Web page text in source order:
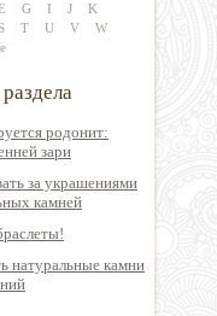
G I J
K
T U V
W
родонит:
зари
за украшениями
камней
натуральные камни